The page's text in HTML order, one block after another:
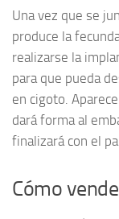
Una vez que se
produce la
realizarse la
para que pueda
en cigoto.
dará forma al
finalizará con el
Cómo